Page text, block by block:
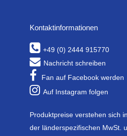
Kontaktinformationen
+49 (0) 2444 915770
Nachricht schreiben
Fan auf Facebook werden
Auf Instagram folgen
Produktpreise verstehen sich
der länderspezifischen MwSt.